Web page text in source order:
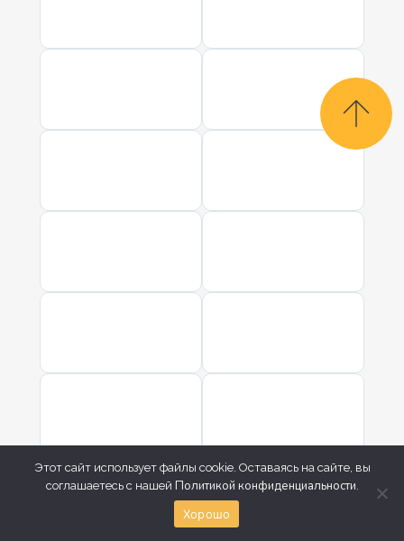
Этот сайт использует файлы cookie. Оставаясь на сайте, вы
соглашаетесь с нашей Политикой конфиденциальности.
Хорошо